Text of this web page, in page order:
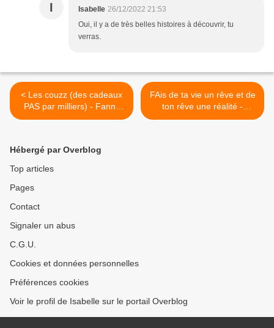
I Isabelle 26/12/2022 21:53
Oui, il y a de très belles histoires à découvrir, tu
verras.
< Les couzz (des cadeaux
PAS par milliers) - Fanny
Joly et Eglantine
FAis de ta vie un rêve et de
ton rêve une réalité -
Natascha Lusenti >
Hébergé par Overblog
Top articles
Pages
Contact
Signaler un abus
C.G.U.
Cookies et données personnelles
Préférences cookies
Voir le profil de Isabelle sur le portail Overblog